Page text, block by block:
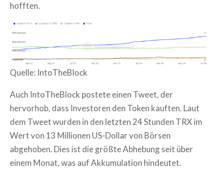
hofften.
Quelle: IntoTheBlock
Auch IntoTheBlock postete einen Tweet, der
hervorhob, dass Investoren den Token kauften. Laut
dem Tweet wurden in den letzten 24 Stunden TRX im
Wert von 13 Millionen US-Dollar von Börsen
abgehoben. Dies ist die größte Abhebung seit über
einem Monat, was auf Akkumulation hindeutet.